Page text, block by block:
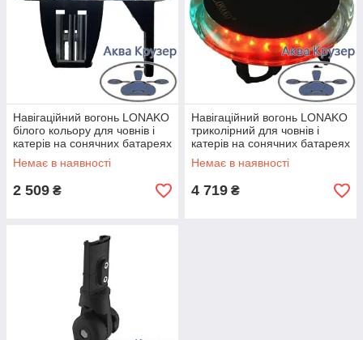
Навігаційний вогонь LONAKO
білого кольору для човнів і
катерів на сонячних батареях
Немає в наявності
2 509 ₴
Навігаційний вогонь LONAKO
триколірний для човнів і
катерів на сонячних батареях
Немає в наявності
4 719 ₴